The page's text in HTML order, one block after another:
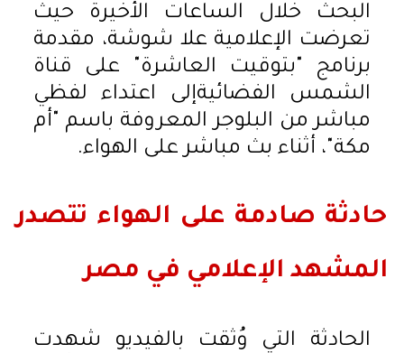
البحث خلال الساعات الأخيرة حيث
تعرضت الإعلامية علا شوشة، مقدمة
برنامج "بتوقيت العاشرة" على قناة
الشمس الفضائيةإلى اعتداء لفظي
مباشر من البلوجر المعروفة باسم "أم
مكة"، أثناء بث مباشر على الهواء.
حادثة صادمة على الهواء تتصدر
المشهد الإعلامي في مصر
الحادثة التي وُثقت بالفيديو شهدت